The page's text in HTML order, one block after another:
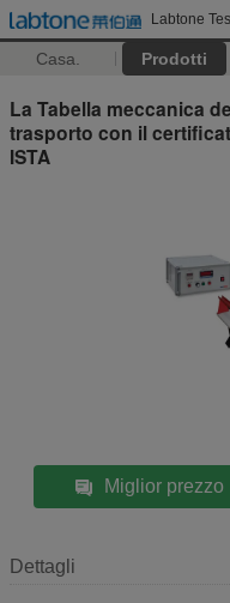
Labtone
Casa. Prodotti
La Tabella meccanica
trasporto con il
ISTA
Miglior prezzo
Dettagli